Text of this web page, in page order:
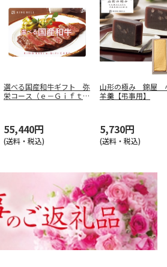
選べる国産和牛ギフト 弥
栄コース（ｅ－Ｇｉｆｔ）
55,440円
(送料・税込)
山形の極み 錦屋
羊羹【弔事用】
5,730円
(送料・税込)